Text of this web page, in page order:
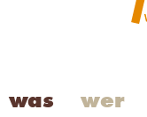
was wer